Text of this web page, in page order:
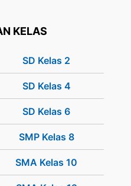
KELAS
SD Kelas 2
SD Kelas 4
SD Kelas 6
SMP Kelas 8
SMA Kelas 10